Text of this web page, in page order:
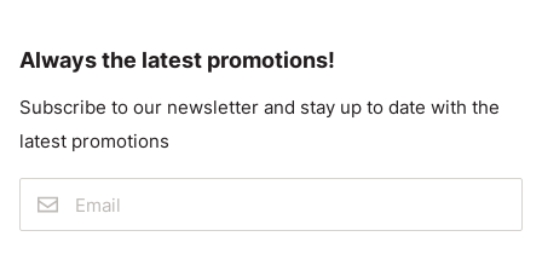
Always the latest promotions!
Subscribe to our newsletter and stay up to date with the
latest promotions